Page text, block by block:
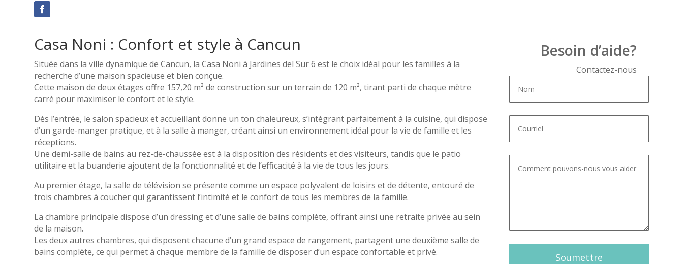
Casa Noni : Confort et style à Cancun
Située dans la ville dynamique de Cancun, la Casa Noni à Jardines del Sur 6 est le choix idéal pour les familles à la
recherche d’une maison spacieuse et bien conçue.
Cette maison de deux étages offre 157,20 m² de construction sur un terrain de 120 m², tirant parti de chaque mètre
carré pour maximiser le confort et le style.
Dès l’entrée, le salon spacieux et accueillant donne un ton chaleureux, s’intégrant parfaitement à la cuisine, qui dispose
d’un garde-manger pratique, et à la salle à manger, créant ainsi un environnement idéal pour la vie de famille et les
réceptions.
Une demi-salle de bains au rez-de-chaussée est à la disposition des résidents et des visiteurs, tandis que le patio
utilitaire et la buanderie ajoutent de la fonctionnalité et de l’efficacité à la vie de tous les jours.
Au premier étage, la salle de télévision se présente comme un espace polyvalent de loisirs et de détente, entouré de
trois chambres à coucher qui garantissent l’intimité et le confort de tous les membres de la famille.
La chambre principale dispose d’un dressing et d’une salle de bains complète, offrant ainsi une retraite privée au sein
de la maison.
Les deux autres chambres, qui disposent chacune d’un grand espace de rangement, partagent une deuxième salle de
bains complète, ce qui permet à chaque membre de la famille de disposer d’un espace confortable et privé.
Besoin d’aide?
Contactez-nous
Soumettre